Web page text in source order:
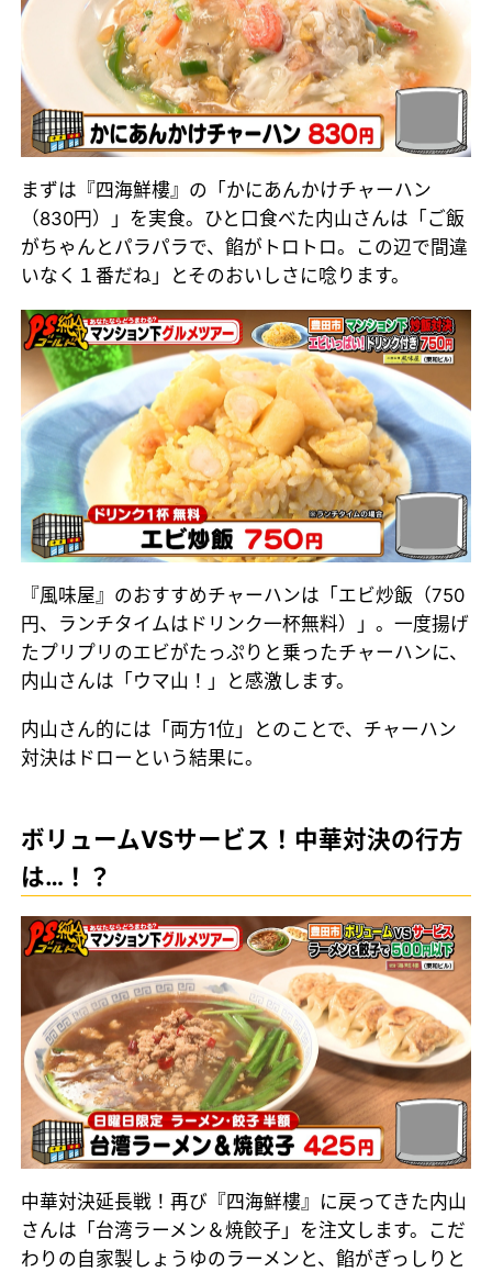
まずは『四海鮮樓』の「かにあんかけチャーハン
（830円）」を実食。ひと口食べた内山さんは「ご飯
がちゃんとパラパラで、餡がトロトロ。この辺で間違
いなく１番だね」とそのおいしさに唸ります。
『風味屋』のおすすめチャーハンは「エビ炒飯（750
円、ランチタイムはドリンク一杯無料）」。一度揚げ
たプリプリのエビがたっぷりと乗ったチャーハンに、
内山さんは「ウマ山！」と感激します。
内山さん的には「両方1位」とのことで、チャーハン
対決はドローという結果に。
ボリュームVSサービス！中華対決の行方
は…！？
中華対決延長戦！再び『四海鮮樓』に戻ってきた内山
さんは「台湾ラーメン＆焼餃子」を注文します。こだ
わりの自家製しょうゆのラーメンと、餡がぎっしりと